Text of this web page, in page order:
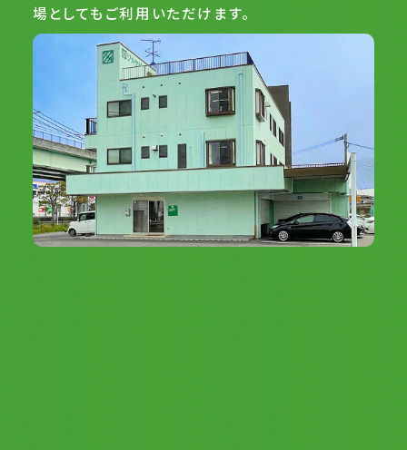
場としてもご利用いただけます。